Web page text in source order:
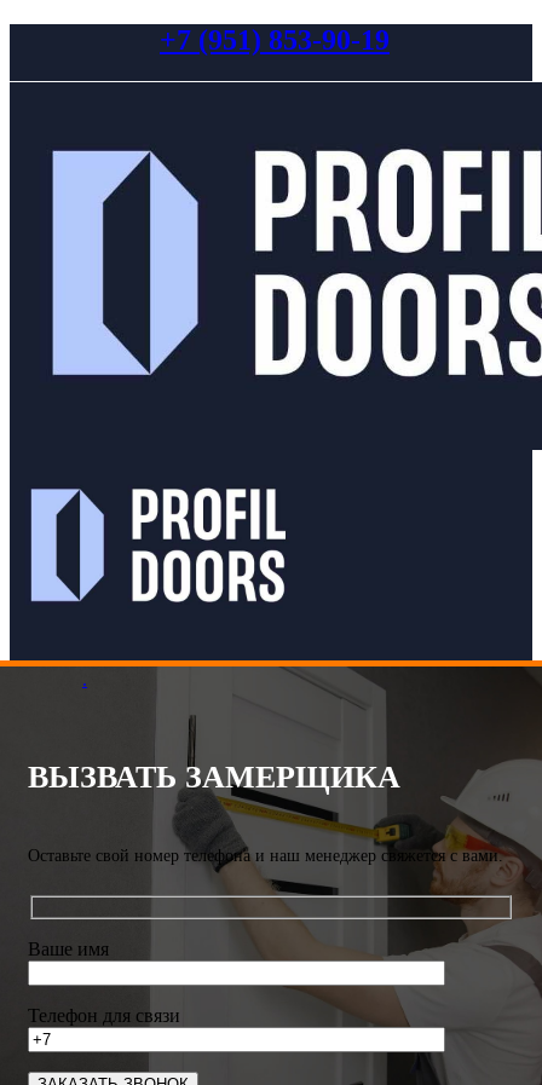
+7 (951) 853-90-19
.
ВЫЗВАТЬ ЗАМЕРЩИКА
Оставьте свой номер телефона и наш менеджер свяжется с вами.
Ваше имя
Телефон для связи